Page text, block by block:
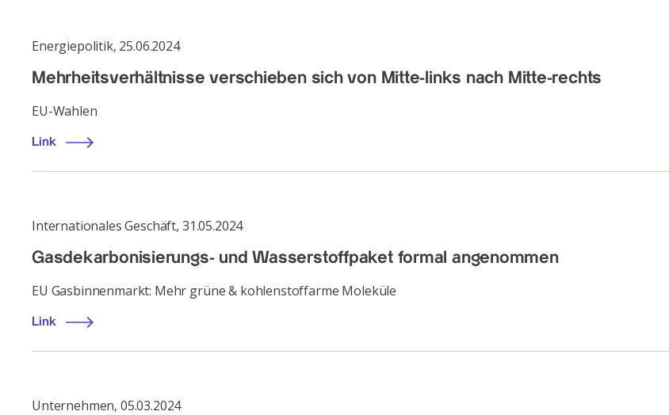
Energiepolitik, 25.06.2024
Mehrheitsverhältnisse verschieben sich von Mitte-links nach Mitte-rechts
EU-Wahlen
Link
Internationales Geschäft, 31.05.2024
Gasdekarbonisierungs- und Wasserstoffpaket formal angenommen
EU Gasbinnenmarkt: Mehr grüne & kohlenstoffarme Moleküle
Link
Unternehmen, 05.03.2024